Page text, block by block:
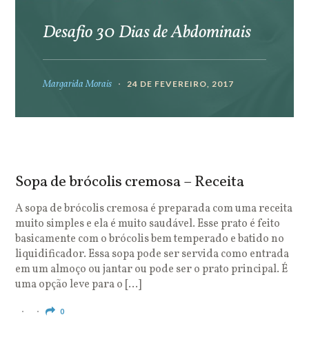
Desafio 30 Dias de Abdominais
Margarida Morais 24 DE FEVEREIRO, 2017
Sopa de brócolis cremosa – Receita
A sopa de brócolis cremosa é preparada com uma receita
muito simples e ela é muito saudável. Esse prato é feito
basicamente com o brócolis bem temperado e batido no
liquidificador. Essa sopa pode ser servida como entrada
em um almoço ou jantar ou pode ser o prato principal. É
uma opção leve para o […]
0